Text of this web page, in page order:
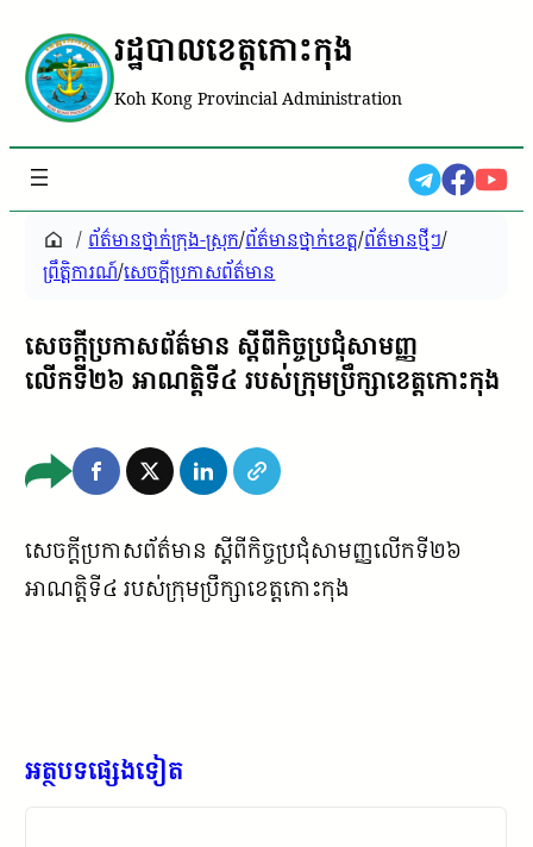
រដ្ឋបាលខេត្តកោះកុង
Koh Kong Provincial Administration
/ ព័ត៌មានថ្នាក់ក្រុង-ស្រុក/ព័ត៌មានថ្នាក់ខេត្ត/ព័ត៌មានថ្មីៗ/
ព្រឹត្តិការណ៍/សេចក្តីប្រកាសព័ត៌មាន
សេចក្ដីប្រកាសព័ត៌មាន ស្ដីពីកិច្ចប្រជុំសាមញ្ញ
លើកទី២៦ អាណត្តិទី៤ របស់ក្រុមប្រឹក្សាខេត្តកោះកុង
សេចក្ដីប្រកាសព័ត៌មាន ស្ដីពីកិច្ចប្រជុំសាមញ្ញលើកទី២៦
អាណត្តិទី៤ របស់ក្រុមប្រឹក្សាខេត្តកោះកុង
អត្ថបទផ្សេងទៀត